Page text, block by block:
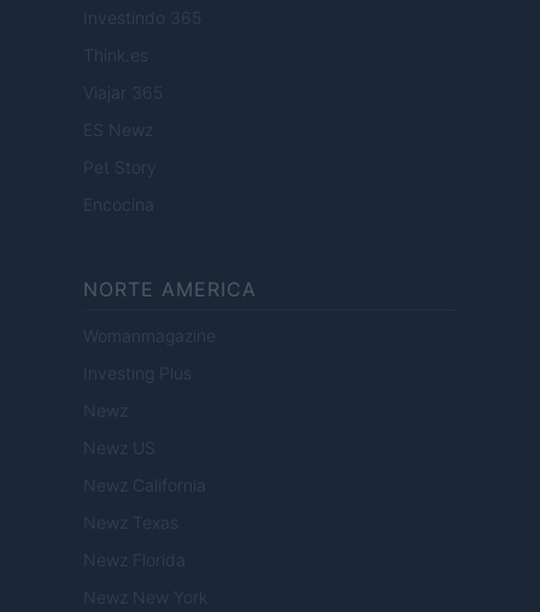
Investindo 365
Think.es
Viajar 365
ES Newz
Pet Story
Encocina
NORTE AMERICA
Womanmagazine
Investing Plus
Newz
Newz US
Newz California
Newz Texas
Newz Florida
Newz New York